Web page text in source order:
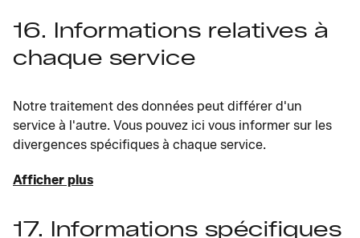
16. Informations relatives à
chaque service
Notre traitement des données peut différer d'un
service à l'autre. Vous pouvez ici vous informer sur les
divergences spécifiques à chaque service.
Afficher plus
17. Informations spécifiques